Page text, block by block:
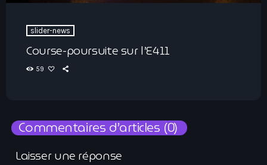
slider-news
Course-poursuite sur l’E411
59
Commentaires d’articles (0)
Laisser une réponse